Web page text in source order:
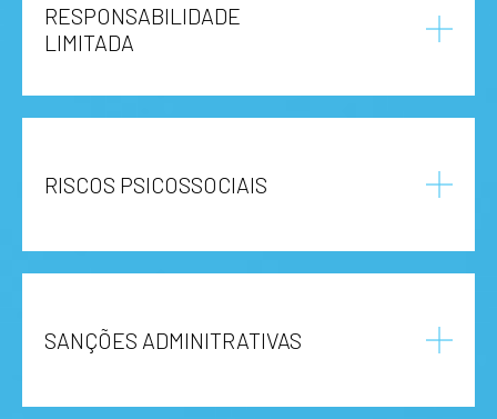
RESPONSABILIDADE
LIMITADA
RISCOS PSICOSSOCIAIS
SANÇÕES ADMINITRATIVAS